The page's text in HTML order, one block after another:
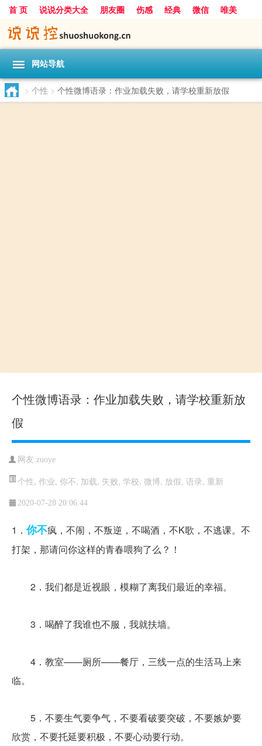
首 页 说说分类大全 朋友圈 伤感 经典 微信
唯美
励志
爱情 搞笑
网站导航
> 个性 > 个性微博语录：作业加载失败，请学校重新放假
个性微博语录：作业加载失败，请学校重新放
假
网友:zuoye
个性, 作业, 你不, 加载, 失败, 学校, 微博, 放假, 语录, 重新
2020-07-28 20:06:44
1．你不疯，不闹，不叛逆，不喝酒，不K歌，不逃课。不
打架，那请问你这样的青春喂狗了么？！
2．我们都是近视眼，模糊了离我们最近的幸福。
3．喝醉了我谁也不服，我就扶墙。
4．教室——厕所——餐厅，三线一点的生活马上来
临。
5．不要生气要争气，不要看破要突破，不要嫉妒要
欣赏，不要托延要积极，不要心动要行动。